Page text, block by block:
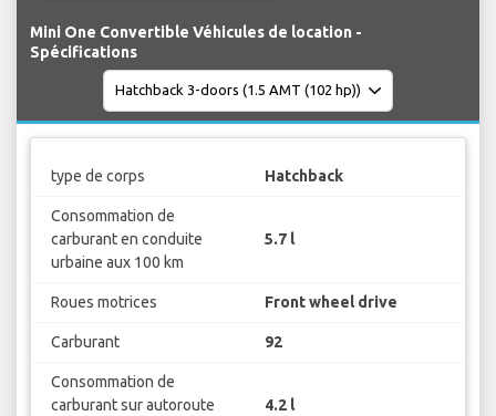
Mini One Convertible Véhicules de location -
Spécifications
type de corps Hatchback
Consommation de
carburant en conduite
urbaine aux 100 km
5.7 l
Roues motrices Front wheel drive
Carburant 92
Consommation de
carburant sur autoroute
4.2 l